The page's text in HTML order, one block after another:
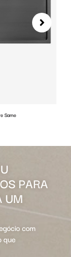
Same
PARA
UM
com
que